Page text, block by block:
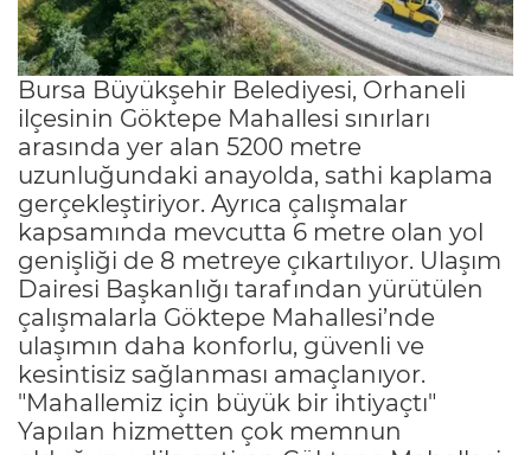
Bursa Büyükşehir Belediyesi, Orhaneli
ilçesinin Göktepe Mahallesi sınırları
arasında yer alan 5200 metre
uzunluğundaki anayolda, sathi kaplama
gerçekleştiriyor. Ayrıca çalışmalar
kapsamında mevcutta 6 metre olan yol
genişliği de 8 metreye çıkartılıyor. Ulaşım
Dairesi Başkanlığı tarafından yürütülen
çalışmalarla Göktepe Mahallesi’nde
ulaşımın daha konforlu, güvenli ve
kesintisiz sağlanması amaçlanıyor.
"Mahallemiz için büyük bir ihtiyaçtı"
Yapılan hizmetten çok memnun